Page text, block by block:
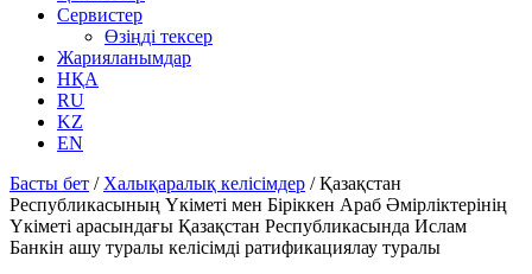
Сервистер
Өзіңді тексер
Жарияланымдар
НҚА
RU
KZ
EN
Басты бет / Халықаралық келісімдер /Қазақстан
Республикасының Үкіметі мен Біріккен Араб Әмірліктерінің
Үкіметі арасындағы Қазақстан Республикасында Ислам
Банкін ашу туралы келісімді ратификациялау туралы